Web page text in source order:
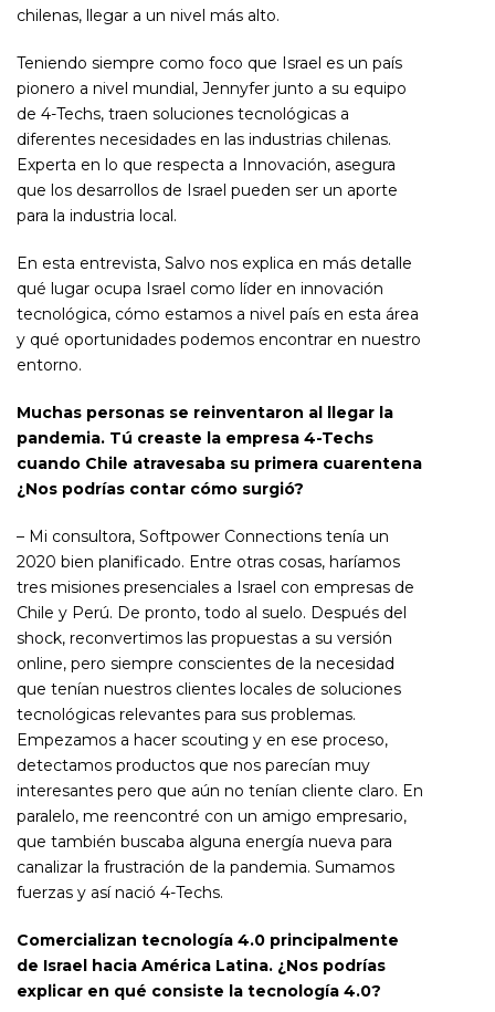
chilenas, llegar a un nivel más alto.
Teniendo siempre como foco que Israel es un país
pionero a nivel mundial, Jennyfer junto a su equipo
de 4-Techs, traen soluciones tecnológicas a
diferentes necesidades en las industrias chilenas.
Experta en lo que respecta a Innovación, asegura
que los desarrollos de Israel pueden ser un aporte
para la industria local.
En esta entrevista, Salvo nos explica en más detalle
qué lugar ocupa Israel como líder en innovación
tecnológica, cómo estamos a nivel país en esta área
y qué oportunidades podemos encontrar en nuestro
entorno.
Muchas personas se reinventaron al llegar la
pandemia. Tú creaste la empresa 4-Techs
cuando Chile atravesaba su primera cuarentena
¿Nos podrías contar cómo surgió?
– Mi consultora, Softpower Connections tenía un
2020 bien planificado. Entre otras cosas, haríamos
tres misiones presenciales a Israel con empresas de
Chile y Perú. De pronto, todo al suelo. Después del
shock, reconvertimos las propuestas a su versión
online, pero siempre conscientes de la necesidad
que tenían nuestros clientes locales de soluciones
tecnológicas relevantes para sus problemas.
Empezamos a hacer scouting y en ese proceso,
detectamos productos que nos parecían muy
interesantes pero que aún no tenían cliente claro. En
paralelo, me reencontré con un amigo empresario,
que también buscaba alguna energía nueva para
canalizar la frustración de la pandemia. Sumamos
fuerzas y así nació 4-Techs.
Comercializan tecnología 4.0 principalmente
de Israel hacia América Latina. ¿Nos podrías
explicar en qué consiste la tecnología 4.0?